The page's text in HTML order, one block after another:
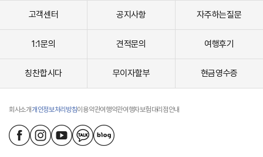
고객센터 공지사항 자주하는질문
1:1문의 견적문의 여행후기
칭찬합시다 무이자할부 현금영수증
회사소개개인정보처리방침이용약관여행약관여행자보험대리점안내